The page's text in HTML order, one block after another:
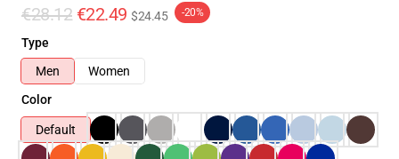
€28.12 €22.49 $24.45 -20%
Type
Men
Women
Color
Default